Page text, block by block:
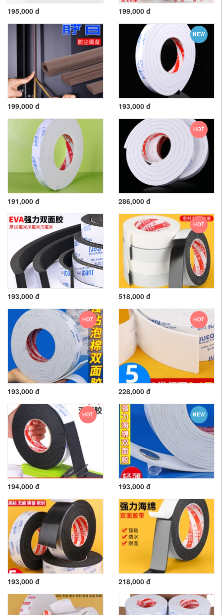
195,000 đ 199,000 đ
199,000 đ
NEW
193,000 đ
191,000 đ
HOT
286,000 đ
193,000 đ
HOT
518,000 đ
HOT
193,000 đ
HOT
228,000 đ
HOT
194,000 đ
NEW
193,000 đ
193,000 đ 218,000 đ